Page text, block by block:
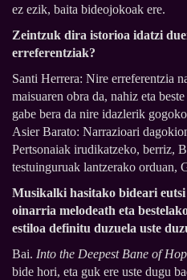
ez ezik, baita bideojokoak ere.
Zeintzuk dira istorioa idatzi
erreferentziak?
Santi Herrera: Nire erreferentzia
maisuaren obra da, nahiz eta
gabe bera da nire idazlerik
Asier Barato: Narrazioari
Pertsonaiak irudikatzeko, berriz,
testuinguruak lantzerako orduan,
Musikalki hasitako bideari
oinarria melodeath eta
estiloa definitu duzuela uste
Bai. Into the Deepest Bane of
bide hori, eta guk ere uste dugu